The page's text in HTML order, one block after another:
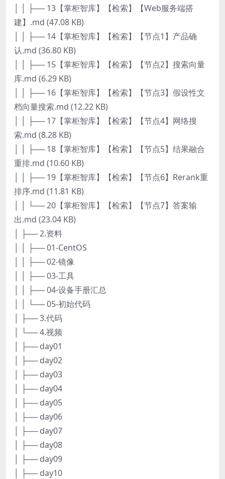
│ │ ├── 13【掌柜智库】【检索】【Web服务端搭
建】.md (47.08 KB)
│ │ ├── 14【掌柜智库】【检索】【节点1】产品确
认.md (36.80 KB)
│ │ ├── 15【掌柜智库】【检索】【节点2】搜索向量
库.md (6.29 KB)
│ │ ├── 16【掌柜智库】【检索】【节点3】假设性文
档向量搜索.md (12.22 KB)
│ │ ├── 17【掌柜智库】【检索】【节点4】网络搜
索.md (8.28 KB)
│ │ ├── 18【掌柜智库】【检索】【节点5】结果融合
重排.md (10.60 KB)
│ │ ├── 19【掌柜智库】【检索】【节点6】Rerank重
排序.md (11.81 KB)
│ │ └── 20【掌柜智库】【检索】【节点7】答案输
出.md (23.04 KB)
│ ├── 2.资料
│ │ ├── 01-CentOS
│ │ ├── 02-镜像
│ │ ├── 03-工具
│ │ ├── 04-设备手册汇总
│ │ └── 05-初始代码
│ ├── 3.代码
│ └── 4.视频
│ ├── day01
│ ├── day02
│ ├── day03
│ ├── day04
│ ├── day05
│ ├── day06
│ ├── day07
│ ├── day08
│ ├── day09
│ ├── day10